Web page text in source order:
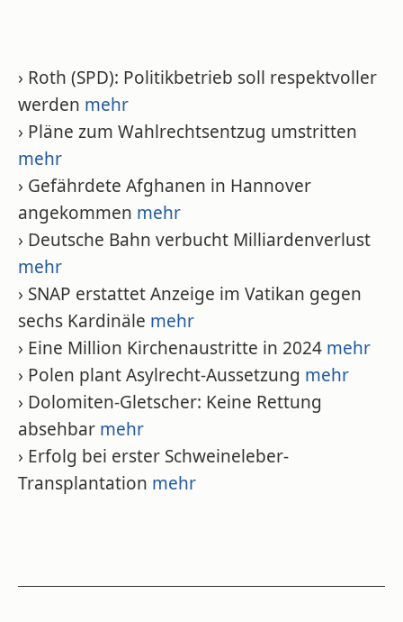
› Roth (SPD): Politikbetrieb soll respektvoller
werden mehr
› Pläne zum Wahlrechtsentzug umstritten
mehr
› Gefährdete Afghanen in Hannover
angekommen mehr
› Deutsche Bahn verbucht Milliardenverlust
mehr
› SNAP erstattet Anzeige im Vatikan gegen
sechs Kardinäle mehr
› Eine Million Kirchenaustritte in 2024 mehr
› Polen plant Asylrecht-Aussetzung mehr
› Dolomiten-Gletscher: Keine Rettung
absehbar mehr
› Erfolg bei erster Schweineleber-
Transplantation mehr